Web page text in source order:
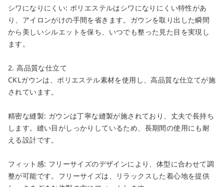
close
カートへ進む
シワになりにくい: ポリエステルはシワになりにくい特性があ
り、アイロンがけの手間を省きます。ガウンを取り出した瞬間
から美しいシルエットを保ち、いつでも整った見た目を実現し
ます。
2. 高品質な仕立て
CKLガウンは、ポリエステル素材を使用し、高品質な仕立てが施
されています。
精密な縫製: ガウンは丁寧な縫製が施されており、丈夫で長持ち
します。縫い目がしっかりしているため、長期間の使用にも耐
える設計です。
フィット感: フリーサイズのデザインにより、体型に合わせて調
整が可能です。フリーサイズは、リラックスした着心地を提供